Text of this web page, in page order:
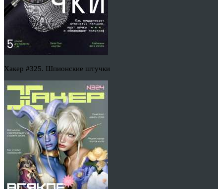
Хакер #325. Шпионские штучки